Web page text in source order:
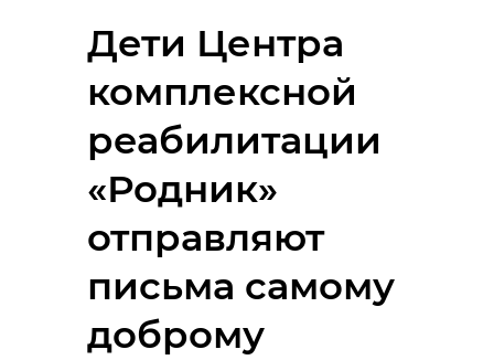
Дети Центра
комплексной
реабилитации
«Родник»
отправляют
письма самому
доброму